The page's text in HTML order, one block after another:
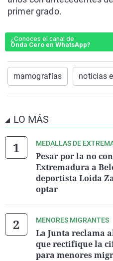
primer grado.
¿Conoces el canal de
Onda Cero en WhatsApp?
mamografías noticias
LO MÁS
MEDALLAS DE
Pesar por la no
Extremadura a
deportista Loida
optar
MENORES MIGRANTES
La Junta reclama
que rectifique la
para menores